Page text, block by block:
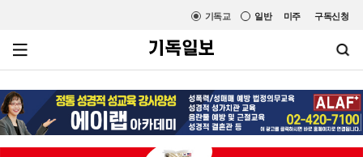
미주 구독신청
일반
기독교